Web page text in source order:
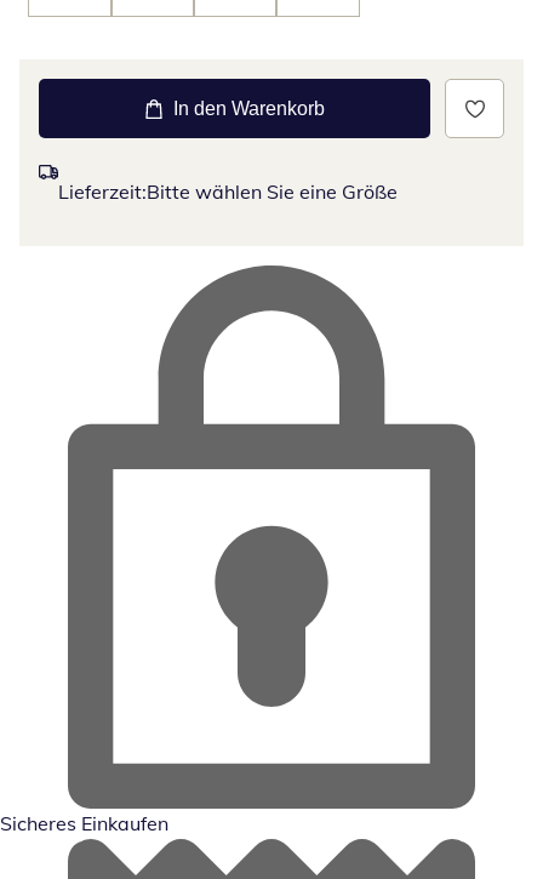
In den Warenkorb
Lieferzeit:Bitte wählen Sie eine Größe
Sicheres Einkaufen